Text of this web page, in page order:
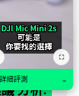
分析:
⛶
細評測 →